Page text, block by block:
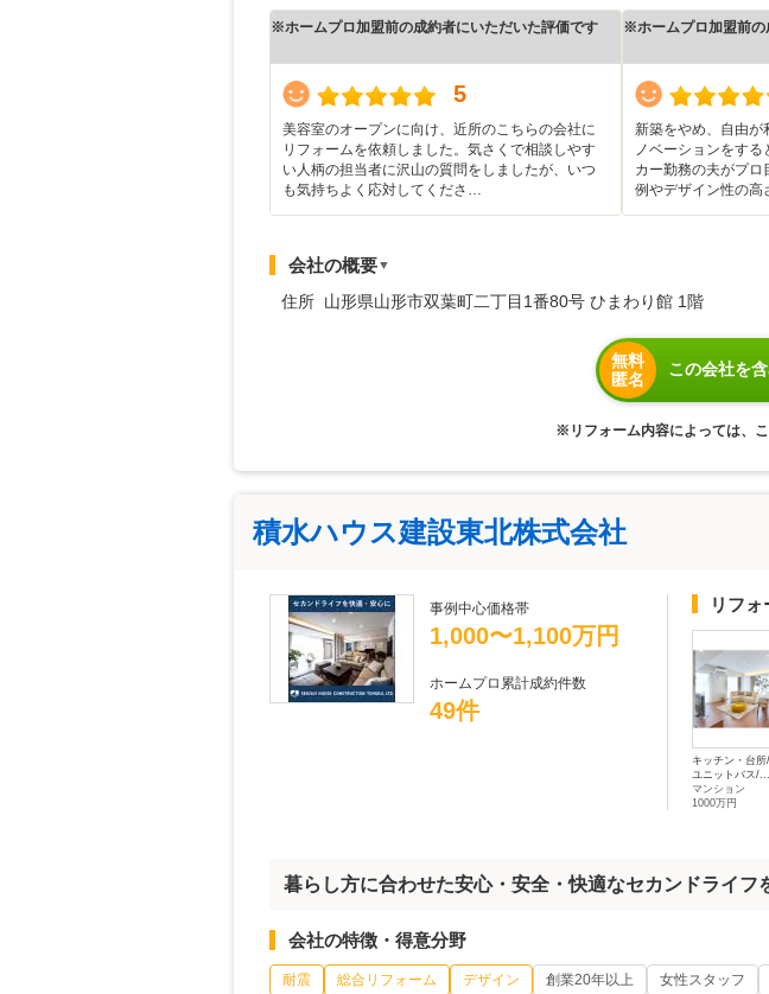
※ホームプロ加盟前の成約者にいただいた評価です
5
美容室のオープンに向け、近所のこちらの会社に
リフォームを依頼しました。気さくで相談しやす
い人柄の担当者に沢山の質問をしましたが、いつ
も気持ちよく応対してくださ…
※ホームプロ加盟前の
新築をやめ、自由が
ノベーションをす
カー勤務の夫がプロ
例やデザイン性の高
会社の概要▼
住所 山形県山形市双葉町二丁目1番80号 ひまわり館 1階
無料
匿名
この会社を
※リフォーム内容によっては、
積水ハウス建設東北株式会社
事例中心価格帯
1,000〜1,100万円
ホームプロ累計成約件数
49件
リフォ
キッチン・台所
ユニットバス/...
マンション
1000万円
暮らし方に合わせた安心・安全・快適なセカンドライフ
会社の特徴・得意分野
耐震 総合リフォーム デザイン 創業20年以上 女性スタッフ